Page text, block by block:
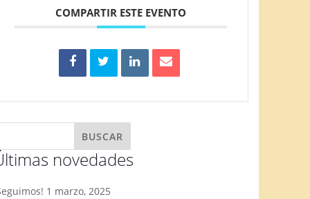
COMPARTIR ESTE EVENTO
novedades
1 marzo, 2025